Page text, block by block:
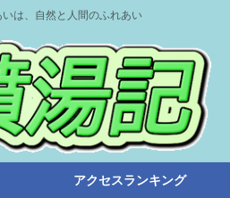
は、自然と人間のふれあい
アクセスランキング